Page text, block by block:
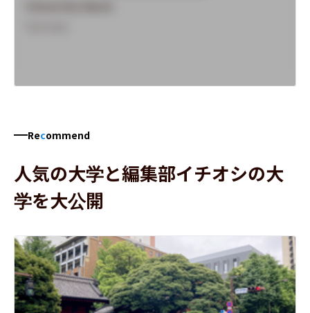
Recommend
人気の大学と編集部イチオシの大
学を大公開